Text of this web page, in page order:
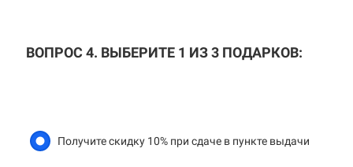
ВОПРОС 4. ВЫБЕРИТЕ 1 ИЗ 3 ПОДАРКОВ:
Получите скидку 10% при сдаче в пункте выдачи